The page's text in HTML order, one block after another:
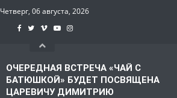
Четверг, 06 августа, 2026
ОЧЕРЕДНАЯ ВСТРЕЧА «ЧАЙ С
БАТЮШКОЙ» БУДЕТ ПОСВЯЩЕНА
ЦАРЕВИЧУ ДИМИТРИЮ